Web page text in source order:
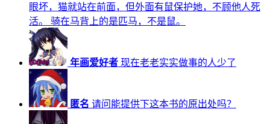
眼坏，猫就站在前面，但外面有鼠保护她，不顾他人死
活。 骑在马背上的是匹马，不是鼠。
年画爱好者 现在老老实实做事的人少了
匿名 请问能提供下这本书的原出处吗？